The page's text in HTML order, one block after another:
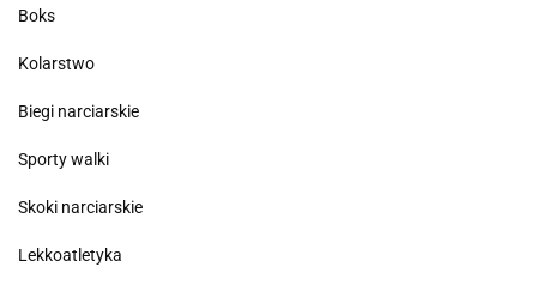
Boks
Kolarstwo
Biegi narciarskie
Sporty walki
Skoki narciarskie
Lekkoatletyka